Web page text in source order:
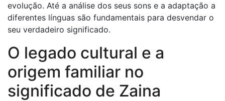
evolução. Até a análise dos seus sons e a adaptação a
diferentes línguas são fundamentais para desvendar o
seu verdadeiro significado.
O legado cultural e a
origem familiar no
significado de Zaina